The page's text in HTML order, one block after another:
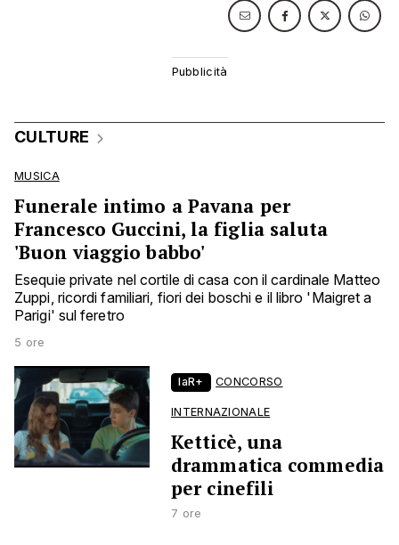
CULTURE
MUSICA
Funerale intimo a Pavana per
Francesco Guccini, la figlia saluta
'Buon viaggio babbo'
Esequie private nel cortile di casa con il cardinale Matteo
Zuppi, ricordi familiari, fiori dei boschi e il libro 'Maigret a
Parigi' sul feretro
5 ore
laR+ CONCORSO
INTERNAZIONALE
Ketticè, una
drammatica commedia
per cinefili
7 ore